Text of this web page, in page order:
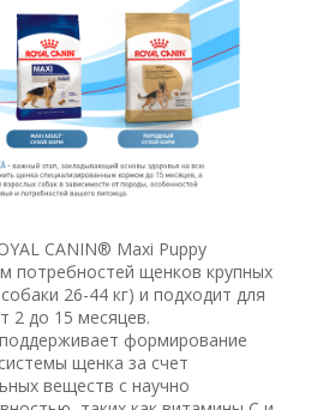
CANIN® Maxi Puppy
потребностей щенков крупных
26-44 кг) и подходит для
2 до 15 месяцев.
формирование
щенка за счет
веществ с научно